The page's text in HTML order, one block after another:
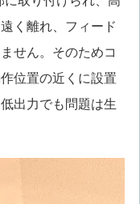
く離れ、フィード
せん。そのためコ
位置の近くに設置
出力でも問題は生